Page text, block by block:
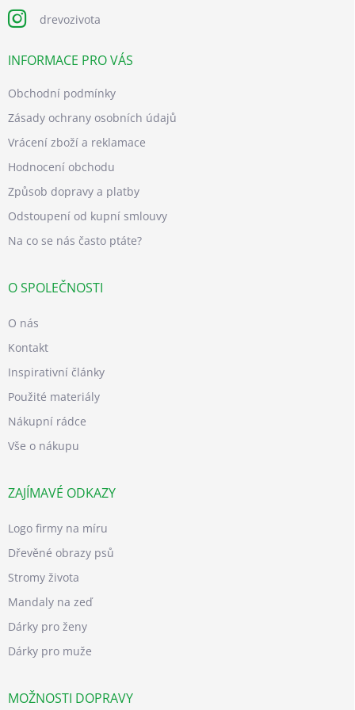
drevozivota
INFORMACE PRO VÁS
Obchodní podmínky
Zásady ochrany osobních údajů
Vrácení zboží a reklamace
Hodnocení obchodu
Způsob dopravy a platby
Odstoupení od kupní smlouvy
Na co se nás často ptáte?
O SPOLEČNOSTI
O nás
Kontakt
Inspirativní články
Použité materiály
Nákupní rádce
Vše o nákupu
ZAJÍMAVÉ ODKAZY
Logo firmy na míru
Dřevěné obrazy psů
Stromy života
Mandaly na zeď
Dárky pro ženy
Dárky pro muže
MOŽNOSTI DOPRAVY